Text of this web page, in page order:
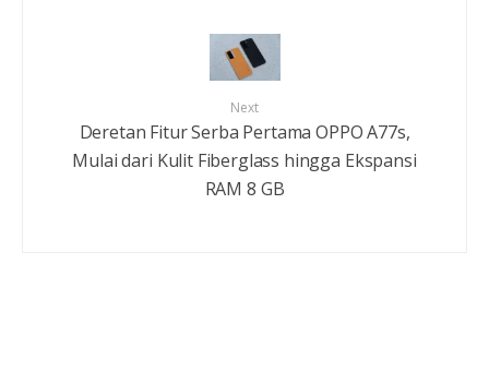
Next
Deretan Fitur Serba Pertama OPPO A77s,
Mulai dari Kulit Fiberglass hingga Ekspansi
RAM 8 GB